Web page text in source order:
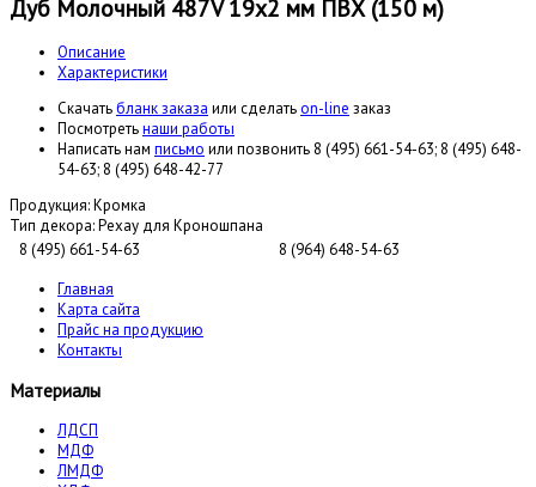
Дуб Молочный 487V 19x2 мм ПВХ (150 м)
Описание
Характеристики
Cкачатьбланк заказа или сделатьon-line заказ
Посмотретьнаши работы
Написать нам письмо или позвонить 8 (495) 661-54-63; 8 (495) 648-
54-63; 8 (495) 648-42-77
Продукция:Кромка
Тип декора:Рехау для Кроношпана
8 (495) 661-54-63
8 (964) 648-54-63
Главная
Карта сайта
Прайс на продукцию
Контакты
Материалы
ЛДСП
МДФ
ЛМДФ